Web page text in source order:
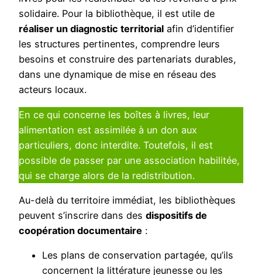
solidaire. Pour la bibliothèque, il est utile de
réaliser un diagnostic territorial afin d’identifier
les structures pertinentes, comprendre leurs
besoins et construire des partenariats durables,
dans une dynamique de mise en réseau des
acteurs locaux.
En ce qui concerne les boîtes à livres, leur
alimentation est assimilée à un don aux
particuliers, donc interdite. Toutefois, il est
possible de passer par une association habilitée,
qui se charge alors de la redistribution.
Au-delà du territoire immédiat, les bibliothèques
peuvent s’inscrire dans des dispositifs de
coopération documentaire :
Les plans de conservation partagée, qu’ils
concernent la littérature jeunesse ou les